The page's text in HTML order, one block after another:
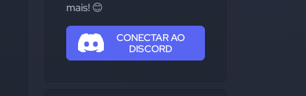
mais! 😊
CONECTAR AO
DISCORD